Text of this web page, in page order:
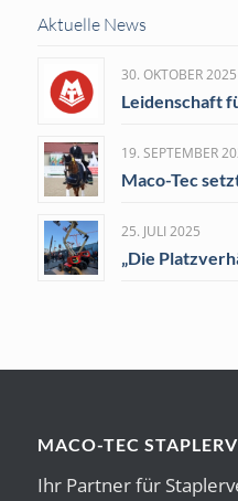
Aktuelle News
30. OKTOBER 2025
Leidenschaft
19. SEPTEMBER
Maco-Tec
25. JULI 2025
„Die
MACO-TEC
Ihr Partner für